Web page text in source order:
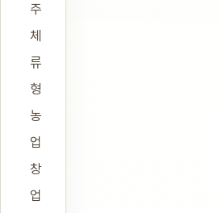
주
체
류
형
농
업
창
업